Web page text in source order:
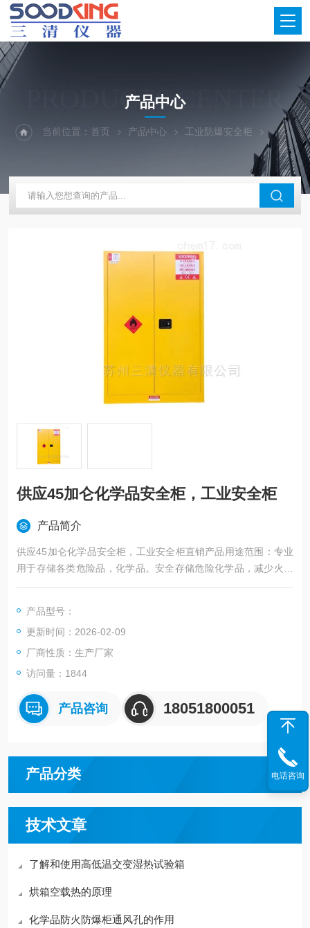
PRODUCTS CENTER
产品中心
当前位置：首页 产品中心 工业防爆安全柜 防火防
供应45加仑化学品安全柜，工业安全柜
产品简介
供应45加仑化学品安全柜，工业安全柜直销产品用途范围：专业
用于存储各类危险品，化学品。安全存储危险化学品，减少火灾
事故的发生，保护人身与设备安全。
产品型号：
更新时间：2026-02-09
厂商性质：生产厂家
访问量：1844
产品咨询 18051800051
产品分类
技术文章
了解和使用高低温交变湿热试验箱
烘箱空载热的原理
化学品防火防爆柜通风孔的作用
电话咨询